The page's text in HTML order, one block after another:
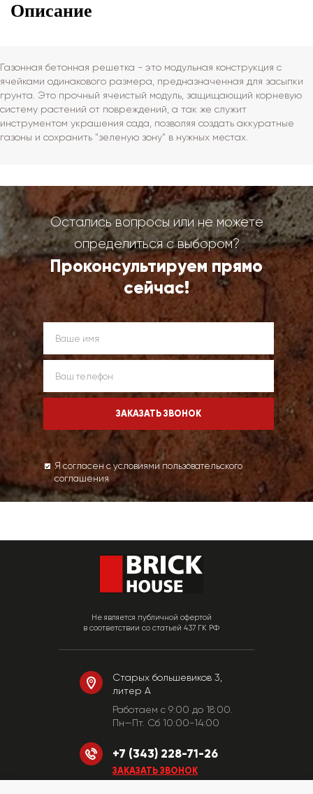
Описание
Газонная бетонная решетка - это модульная конструкция с
ячейками одинакового размера, предназначенная для засыпки
грунта. Это прочный ячеистый модуль, защищающий корневую
систему растений от повреждений, а так же служит
инструментом украшения сада, позволяя создать аккуратные
газоны и сохранить "зеленую зону" в нужных местах.
Остались вопросы или не можете
определиться с выбором?
Проконсультируем прямо
сейчас!
Я согласен с условиями пользовательского
соглашения
Не является публичной офертой
в соответствии со статьей 437 ГК РФ
Старых большевиков 3,
литер А
Работаем c 9:00 до 18:00.
Пн—Пт. Сб 10:00-14:00
+7 (343) 228-71-26
ЗАКАЗАТЬ ЗВОНОК